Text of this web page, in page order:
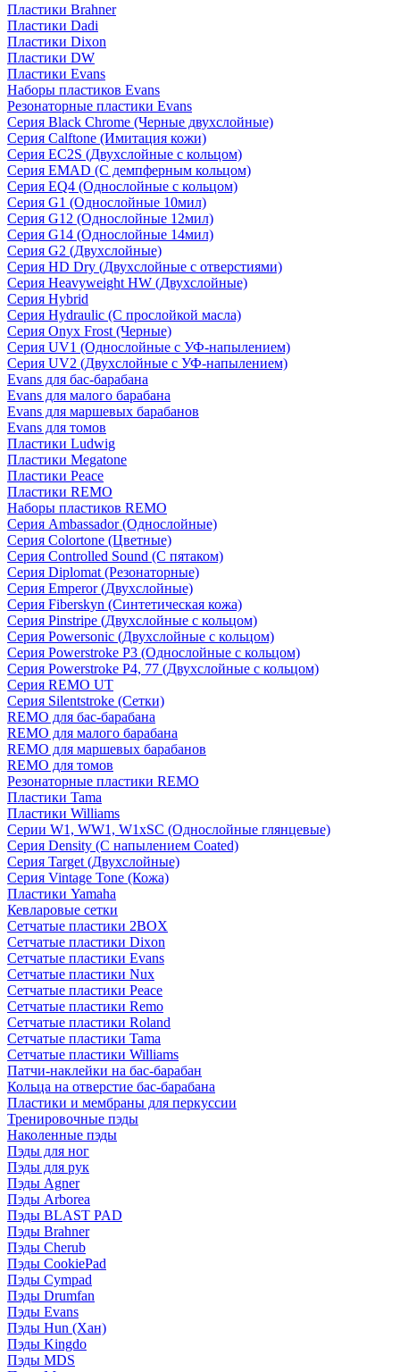
Пластики Brahner
Пластики Dadi
Пластики Dixon
Пластики DW
Пластики Evans
Наборы пластиков Evans
Резонаторные пластики Evans
Серия Black Chrome (Черные двухслойные)
Серия Calftone (Имитация кожи)
Серия EC2S (Двухслойные с кольцом)
Серия EMAD (С демпферным кольцом)
Серия EQ4 (Однослойные с кольцом)
Серия G1 (Однослойные 10мил)
Серия G12 (Однослойные 12мил)
Серия G14 (Однослойные 14мил)
Серия G2 (Двухслойные)
Серия HD Dry (Двухслойные с отверстиями)
Серия Heavyweight HW (Двухслойные)
Серия Hybrid
Серия Hydraulic (С прослойкой масла)
Серия Onyx Frost (Черные)
Серия UV1 (Однослойные с УФ-напылением)
Серия UV2 (Двухслойные с УФ-напылением)
Evans для бас-барабана
Evans для малого барабана
Evans для маршевых барабанов
Evans для томов
Пластики Ludwig
Пластики Megatone
Пластики Peace
Пластики REMO
Наборы пластиков REMO
Серия Ambassador (Однослойные)
Серия Colortone (Цветные)
Серия Controlled Sound (С пятаком)
Серия Diplomat (Резонаторные)
Серия Emperor (Двухслойные)
Серия Fiberskyn (Синтетическая кожа)
Серия Pinstripe (Двухслойные с кольцом)
Серия Powersonic (Двухслойные с кольцом)
Серия Powerstroke P3 (Однослойные с кольцом)
Серия Powerstroke P4, 77 (Двухслойные с кольцом)
Серия REMO UT
Серия Silentstroke (Сетки)
REMO для бас-барабана
REMO для малого барабана
REMO для маршевых барабанов
REMO для томов
Резонаторные пластики REMO
Пластики Tama
Пластики Williams
Серии W1, WW1, W1xSC (Однослойные глянцевые)
Серия Density (C напылением Coated)
Серия Target (Двухслойные)
Серия Vintage Tone (Кожа)
Пластики Yamaha
Кевларовые сетки
Сетчатые пластики 2BOX
Сетчатые пластики Dixon
Сетчатые пластики Evans
Сетчатые пластики Nux
Сетчатые пластики Peace
Сетчатые пластики Remo
Сетчатые пластики Roland
Сетчатые пластики Tama
Сетчатые пластики Williams
Патчи-наклейки на бас-барабан
Кольца на отверстие бас-барабана
Пластики и мембраны для перкуссии
Тренировочные пэды
Наколенные пэды
Пэды для ног
Пэды для рук
Пэды Agner
Пэды Arborea
Пэды BLAST PAD
Пэды Brahner
Пэды Cherub
Пэды CookiePad
Пэды Cympad
Пэды Drumfan
Пэды Evans
Пэды Hun (Хан)
Пэды Kingdo
Пэды MDS